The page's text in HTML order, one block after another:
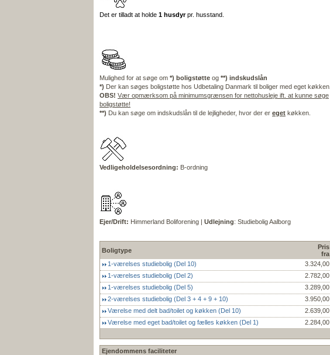
Det er tilladt at holde 1 husdyrpr. husstand.
Mulighed for at søge om *) boligstøtte og **) indskudslån
*) Der kan søges boligstøtte hos Udbetaling Danmark til boliger med eget køkken.
OBS! Vær opmærksom på minimumsgrænsen for nettohusleje ift. at kunne søge
boligstøtte!
**) Du kan søge om indskudslån til de lejligheder, hvor der er eget køkken.
Vedligeholdelsesordning: B-ordning
Ejer/Drift: Himmerland Boliforening | Udlejning: Studiebolig Aalborg
Boligtype
Pris
fra
1-værelses studiebolig (Del 10)
3.324,00
1-værelses studiebolig (Del 2)
2.782,00
1-værelses studiebolig (Del 5)
3.289,00
2-værelses studiebolig (Del 3 + 4 + 9 + 10)
3.950,00
Værelse med delt bad/toilet og køkken (Del 10)
2.639,00
Værelse med eget bad/toilet og fælles køkken (Del 1)
2.284,00
Ejendommens faciliteter